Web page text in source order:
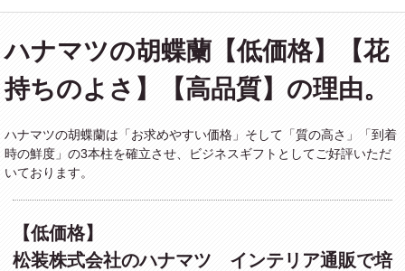
ハナマツの胡蝶蘭【低価格】【花
持ちのよさ】【高品質】の理由。
ハナマツの胡蝶蘭は「お求めやすい価格」そして「質の高さ」「到着
時の鮮度」の3本柱を確立させ、ビジネスギフトとしてご好評いただ
いております。
【低価格】
松装株式会社のハナマツ インテリア通販で培